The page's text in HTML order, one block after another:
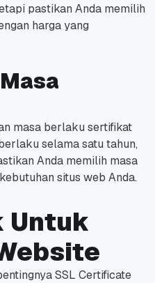
pastikan Anda memilih
harga yang
masa berlaku sertifikat
selama satu tahun,
Anda memilih masa
situs web Anda.
Untuk
SSL Certificate